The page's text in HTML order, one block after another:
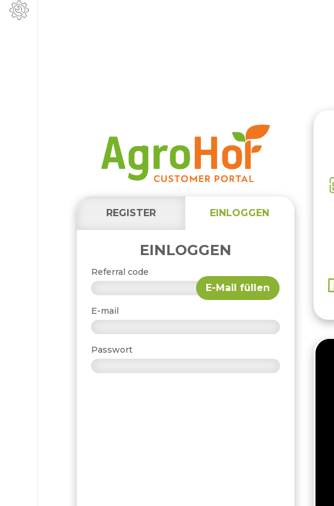
REGISTER EINLOGGEN
EINLOGGEN
Referral code
E-Mail füllen
E-mail
Passwort